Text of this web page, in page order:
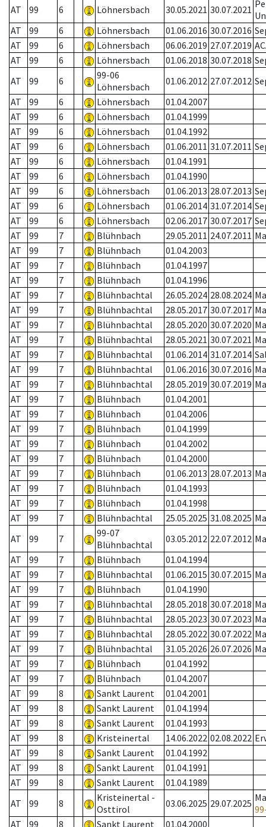
AT 99 6 Löhnersbach 30.05.2021 30.07.2021
AT
99 6 Löhnersbach 01.06.2016 30.07.2016
AT
99 6 Löhnersbach 06.06.2019 27.07.2019
AT
99 6 Löhnersbach 01.06.2018 30.07.2018
AT
99 6
99-06
Löhnersbach
01.06.2012 27.07.2012
AT
99 6 Löhnersbach
01.04.2007
AT
99 6 Löhnersbach
01.04.1999
AT
99 6 Löhnersbach
01.04.1992
AT
99 6 Löhnersbach 01.06.2011 31.07.2011
AT
99 6 Löhnersbach
01.04.1991
AT
99 6 Löhnersbach
01.04.1990
AT
99 6 Löhnersbach 01.06.2013 28.07.2013
AT
99 6 Löhnersbach 01.06.2014 31.07.2014
AT
99 6 Löhnersbach 02.06.2017 30.07.2017
AT
99 7 Blühnbach 29.05.2011 24.07.2011
AT
99 7 Blühnbach
01.04.2003
AT
99 7 Blühnbach
01.04.1997
AT
99 7 Blühnbach
01.04.1996
AT
99 7 Blühnbachtal 26.05.2024 28.08.2024
AT
99 7 Blühnbachtal 28.05.2017 30.07.2017
AT
99 7 Blühnbachtal 28.05.2020 30.07.2020
AT
99 7 Blühnbachtal 28.05.2021 30.07.2021
AT
99 7 Blühnbachtal 01.06.2014 31.07.2014
AT
99 7 Blühnbachtal 01.06.2016 30.07.2016
AT
99 7 Blühnbachtal 28.05.2019 30.07.2019
AT
99 7 Blühnbach
01.04.2001
AT
99 7 Blühnbach
01.04.2006
AT
99 7 Blühnbach
01.04.1999
AT
99 7 Blühnbach
01.04.2002
AT
99 7 Blühnbach
01.04.2000
AT
99 7 Blühnbach 01.06.2013 28.07.2013
AT
99 7 Blühnbach
01.04.1993
AT
99 7 Blühnbach
01.04.1998
AT
99 7 Blühnbachtal 25.05.2025 31.08.2025
AT
99 7
99-07
Blühnbachtal
03.05.2012 22.07.2012
AT
99 7 Blühnbach
01.04.1994
AT
99 7 Blühnbachtal 01.06.2015 30.07.2015
AT
99 7 Blühnbach
01.04.1990
AT
99 7 Blühnbachtal 28.05.2018 30.07.2018
AT
99 7 Blühnbachtal 28.05.2023 30.07.2023
AT
99 7 Blühnbachtal 28.05.2022 30.07.2022
AT
99 7 Blühnbachtal 31.05.2026 26.07.2026
AT
99 7 Blühnbach
01.04.1992
AT
99 7 Blühnbach
01.04.2007
AT
99 8 Sankt Laurent
01.04.2001
AT
99 8 Sankt Laurent
01.04.1994
AT
99 8 Sankt Laurent
01.04.1993
AT
99 8 Kristeinertal 14.06.2022 02.08.2022
AT
99 8 Sankt Laurent
01.04.1992
AT
99 8 Sankt Laurent
01.04.1991
AT
99 8 Sankt Laurent
01.04.1989
AT
99 8
Kristeinertal -
Osttirol
03.06.2025 29.07.2025
AT
99 8 Sankt Laurent
01.04.2000